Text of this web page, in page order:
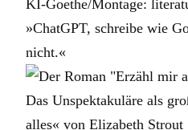
»ChatGPT, schreibe wie
nicht.«
Das Unspektakuläre als
alles« von Elizabeth Strout